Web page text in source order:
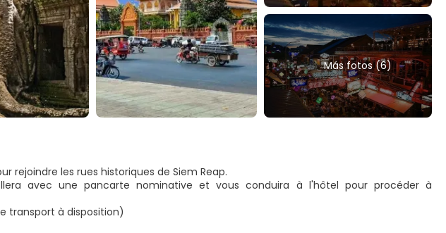
Más fotos (6)
les rues historiques de Siem Reap.
avec une pancarte nominative et vous conduira à l'hôtel pour procéder à
transport à disposition)